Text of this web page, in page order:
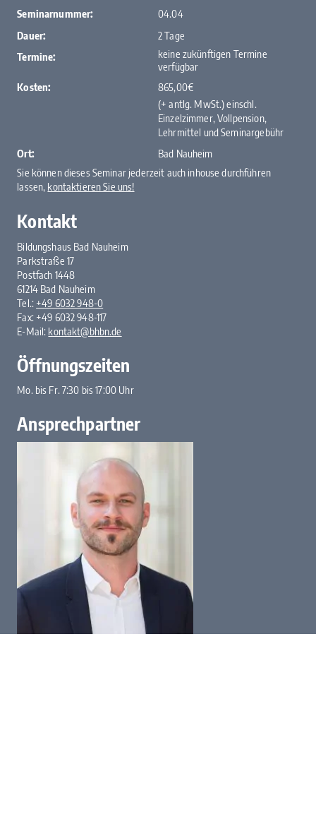
Seminarnummer:
04.04
Dauer:
2 Tage
Termine:
keine zukünftigen Termine
verfügbar
Kosten:
865,00€
(+ antlg. MwSt.) einschl.
Einzelzimmer, Vollpension,
Lehrmittel und Seminargebühr
Ort:
Bad Nauheim
Sie können dieses Seminar jederzeit auch inhouse durchführen
lassen, kontaktieren Sie uns!
Kontakt
Bildungshaus Bad Nauheim
Parkstraße 17
Postfach 1448
61214 Bad Nauheim
Tel.: +49 6032 948-0
Fax: +49 6032 948-117
E-Mail: kontakt@bhbn.de
Öffnungszeiten
Mo. bis Fr. 7:30 bis 17:00 Uhr
Ansprechpartner